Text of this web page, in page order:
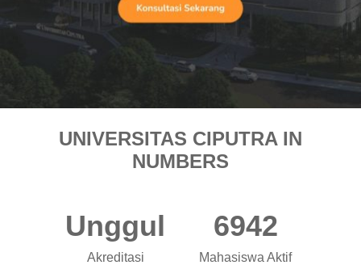
UNIVERSITAS CIPUTRA IN
NUMBERS
Unggul
Akreditasi
6942
Mahasiswa Aktif